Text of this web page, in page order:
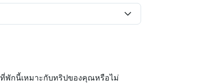
ที่พักนี้เหมาะกับทริปของคุณหรือไม่